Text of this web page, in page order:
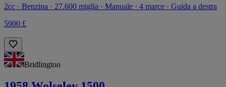
2cc · Benzina · 27.600 miglia · Manuale · 4 marce · Guida a destra
5900 £
Bridlington